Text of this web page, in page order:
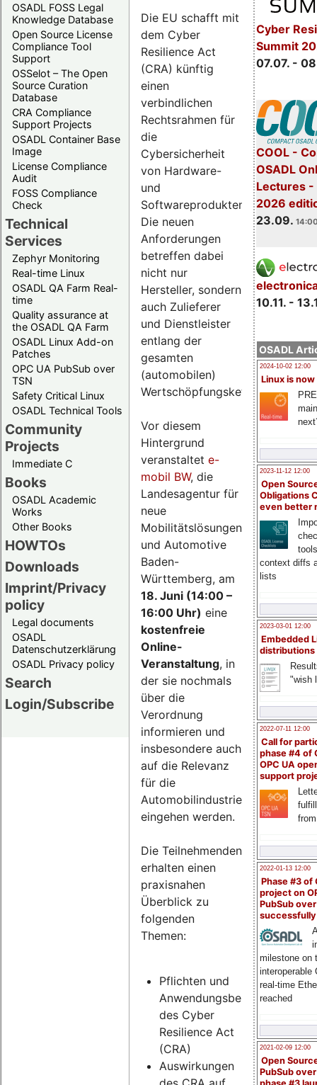
OSADL FOSS Legal
Knowledge Database
Open Source License
Compliance Tool
Support
OSSelot – The Open
Source Curation
Database
CRA Compliance
Support Projects
OSADL Container Base
Image
License Compliance
Audit
FOSS Compliance
Check
Technical
Services
Zephyr Monitoring
Real-time Linux
OSADL QA Farm Real-
time
Quality assurance at
the OSADL QA Farm
OSADL Linux Add-on
Patches
OPC UA PubSub over
TSN
Safety Critical Linux
OSADL Technical Tools
Community
Projects
Immediate C
Books
OSADL Academic
Works
Other Books
HOWTOs
Downloads
Imprint/Privacy
policy
Legal documents
OSADL
Datenschutzerklärung
OSADL Privacy policy
Search
Login/Subscribe
Cyber
Summit
07.07. -
COOL -
OSADL
Lectures -
2026
23.09.
10.11. -
OSADL
2024-10-02 12:00
Linux is now
2023-11-12 12:00
Open
Obligations
even better
context diffs
lists
2023-03-01 12:00
Embedded
distributions
"wish
2022-07-11 12:00
Call for
phase #4 of
OPC UA
support
2022-01-13 12:00
Phase #3 of
project on
PubSub over
milestone on
interoperable
real-time
reached
2021-02-09 12:00
Open
PubSub
Die EU schafft mit
dem Cyber
Resilience Act
(CRA) künftig
einen
verbindlichen
Rechtsrahmen für
die
Cybersicherheit
von Hardware-
und
Softwareprodukten.
Die neuen
Anforderungen
betreffen dabei
nicht nur
Hersteller, sondern
auch Zulieferer
und Dienstleister
entlang der
gesamten
(automobilen)
Wertschöpfungskette.
Vor diesem
Hintergrund
veranstaltet e-
mobil BW, die
Landesagentur für
neue
Mobilitätslösungen
und Automotive
Baden-
Württemberg, am
18. Juni (14:00 –
16:00 Uhr) eine
kostenfreie
Online-
Veranstaltung, in
der sie nochmals
über die
Verordnung
informieren und
insbesondere auch
auf die Relevanz
für die
Automobilindustrie
eingehen werden.
Die Teilnehmenden
erhalten einen
praxisnahen
Überblick zu
folgenden
Themen:
Pflichten und
Anwendungsbereich
des Cyber
Resilience Act
(CRA)
Auswirkungen